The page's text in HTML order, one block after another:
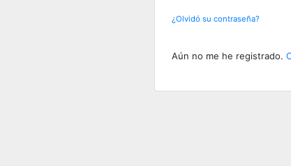
¿Olvidó su contraseña?
Aún no me he registrado.